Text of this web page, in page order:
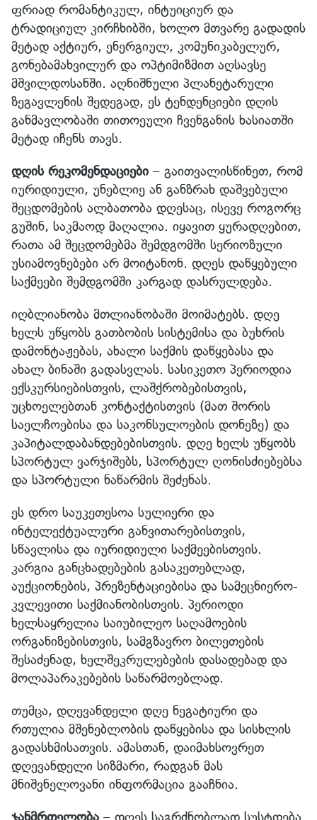
ფრიად რომანტიკულ, ინტუიციურ და
ტრადიციულ კირჩხიბში, ხოლო მთვარე გადადის
მეტად აქტიურ, ენერგიულ, კომუნიკაბელურ,
გონებამახვილურ და ოპტიმიზმით აღსავსე
მშვილდოსანში. აღნიშნული პლანეტარული
ზეგავლენის შედეგად, ეს ტენდენციები დღის
განმავლობაში თითოეული ჩვენგანის ხასიათში
მეტად იჩენს თავს.
დღის რეკომენდაციები – გაითვალისწინეთ, რომ
იურიდიული, უნებლიე ან განზრახ დაშვებული
შეცდომების ალბათობა დღესაც, ისევე როგორც
გუშინ, საკმაოდ მაღალია. იყავით ყურადღებით,
რათა ამ შეცდომებმა შემდგომში სერიოზული
უსიამოვნებები არ მოიტანონ. დღეს დაწყებული
საქმეები შემდგომში კარგად დასრულდება.
იღბლიანობა მთლიანობაში მოიმატებს. დღე
ხელს უწყობს გათბობის სისტემისა და ბუხრის
დამონტაჟებას, ახალი საქმის დაწყებასა და
ახალ ბინაში გადასვლას. სასიკეთო პერიოდია
ექსკურსიებისთვის, ლაშქრობებისთვის,
უცხოელებთან კონტაქტისთვის (მათ შორის
საელჩოებისა და საკონსულოების დონეზე) და
კაპიტალდაბანდებებისთვის. დღე ხელს უწყობს
სპორტულ ვარჯიშებს, სპორტულ ღონისძიებებსა
და სპორტული ნაწარმის შეძენას.
ეს დრო საუკეთესოა სულიერი და
ინტელექტუალური განვითარებისთვის,
სწავლისა და იურიდიული საქმეებისთვის.
კარგია განცხადებების გასაკეთებლად,
აუქციონების, პრეზენტაციებისა და სამეცნიერო-
კვლევითი საქმიანობისთვის. პერიოდი
ხელსაყრელია საიუბილეო საღამოების
ორგანიზებისთვის, სამგზავრო ბილეთების
შესაძენად, ხელშეკრულებების დასადებად და
მოლაპარაკებების საწარმოებლად.
თუმცა, დღევანდელი დღე ნეგატიური და
რთულია მშენებლობის დაწყებისა და სისხლის
გადასხმისათვის. ამასთან, დაიმახსოვრეთ
დღევანდელი სიზმარი, რადგან მას
მნიშვნელოვანი ინფორმაცია გააჩნია.